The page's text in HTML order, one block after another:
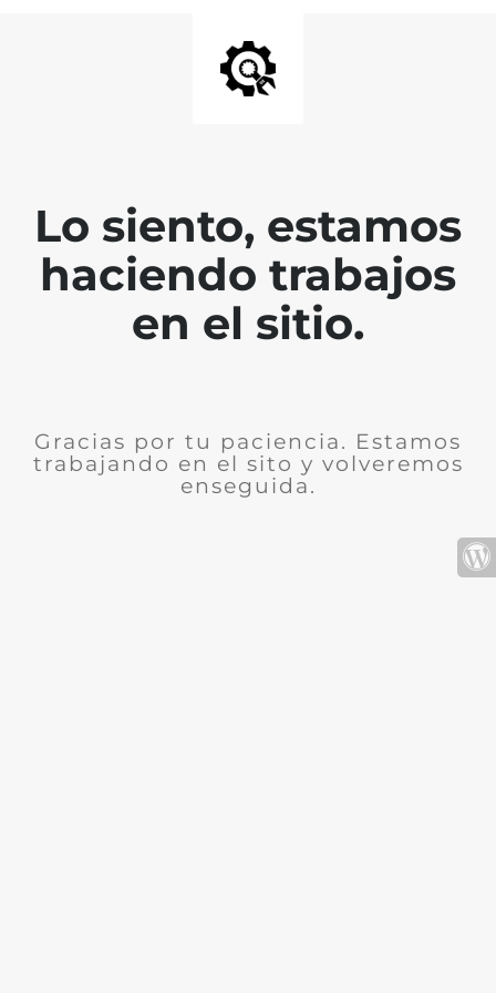
Lo siento, estamos
haciendo trabajos
en el sitio.
Gracias por tu paciencia. Estamos
trabajando en el sito y volveremos
enseguida.